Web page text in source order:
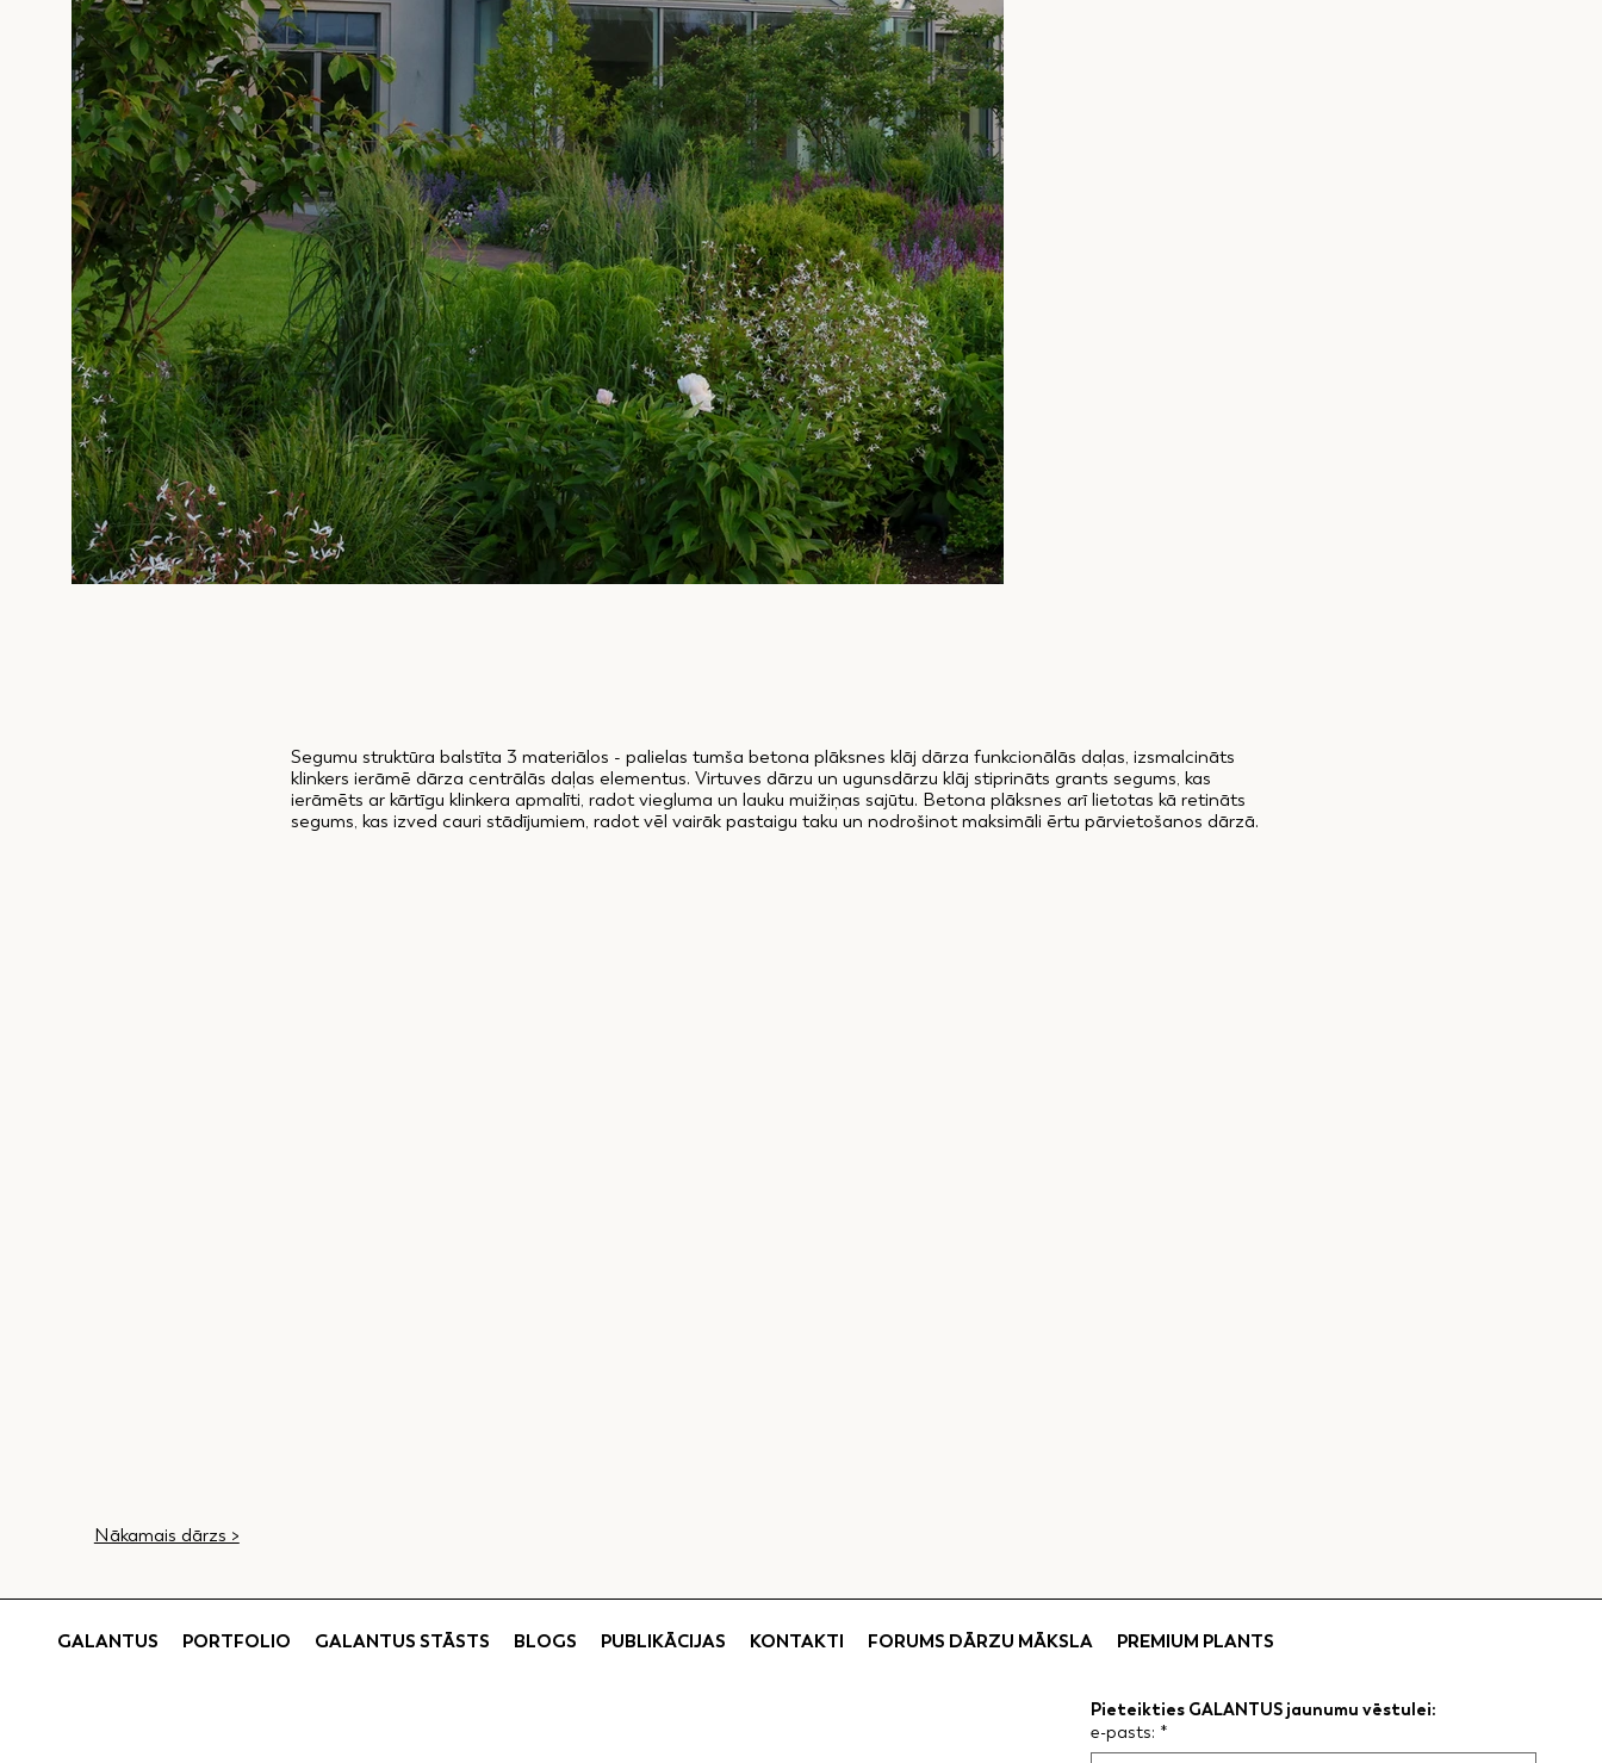
Segumu struktūra balstīta 3 materiālos - palielas tumša betona plāksnes klāj dārza funkcionālās daļas, izsmalcināts
klinkers ierāmē dārza centrālās daļas elementus. Virtuves dārzu un ugunsdārzu klāj stiprināts grants segums, kas
ierāmēts ar kārtīgu klinkera apmalīti, radot viegluma un lauku muižiņas sajūtu. Betona plāksnes arī lietotas kā retināts
segums, kas izved cauri stādījumiem, radot vēl vairāk pastaigu taku un nodrošinot maksimāli ērtu pārvietošanos dārzā.
Nākamais dārzs >
GALANTUS PORTFOLIO GALANTUS STĀSTS BLOGS PUBLIKĀCIJAS KONTAKTI FORUMS DĀRZU MĀKSLA PREMIUM PLANTS
Pieteikties GALANTUS jaunumu vēstulei:
e-pasts: *